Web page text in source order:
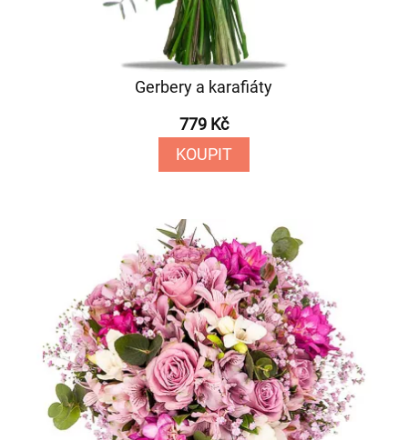
Gerbery a karafiáty
779 Kč
KOUPIT